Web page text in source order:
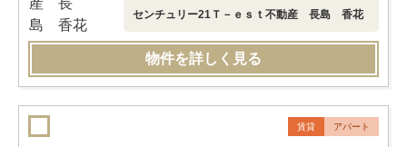
センチュリー21Ｔ－ｅｓｔ不動産 長島 香花
物件を詳しく見る
賃貸 アパート